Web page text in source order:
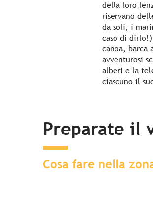
della loro
riservano
da soli, i
caso di
canoa, barca
avventurosi
alberi e la
ciascuno il
Preparate il
Cosa fare nella